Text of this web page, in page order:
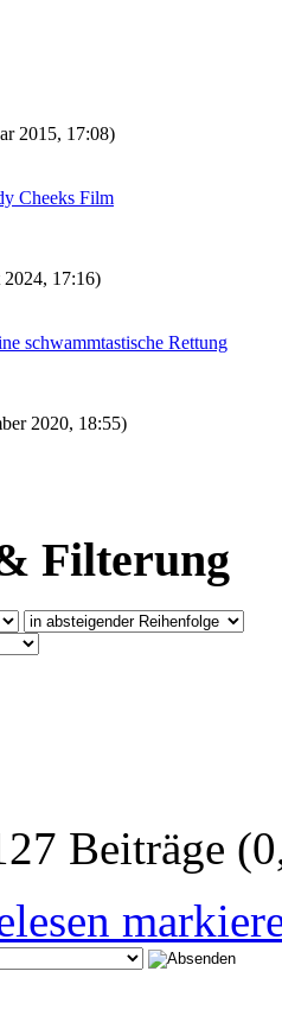
2015, 17:08)
Cheeks Film
17:16)
schwammtastische Rettung
2020, 18:55)
Filterung
Beiträge